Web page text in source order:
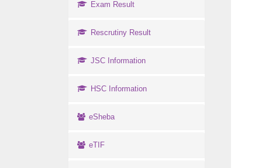
Exam Result
Rescrutiny Result
JSC Information
HSC Information
eSheba
eTIF